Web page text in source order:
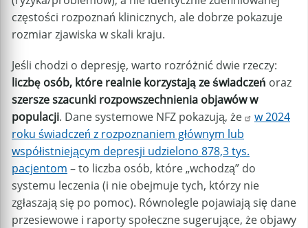
częstości rozpoznań klinicznych, ale dobrze pokazuje
rozmiar zjawiska w skali kraju.
Jeśli chodzi o depresję, warto rozróżnić dwie rzeczy:
liczbę osób, które realnie korzystają ze świadczeń oraz
szersze szacunki rozpowszechnienia objawów w
populacji. Dane systemowe NFZ pokazują, że
w 2024
roku świadczeń z rozpoznaniem głównym lub
współistniejącym depresji udzielono 878,3 tys.
pacjentom – to liczba osób, które „wchodzą” do
systemu leczenia (i nie obejmuje tych, którzy nie
zgłaszają się po pomoc). Równolegle pojawiają się dane
przesiewowe i raporty społeczne sugerujące, że objawy